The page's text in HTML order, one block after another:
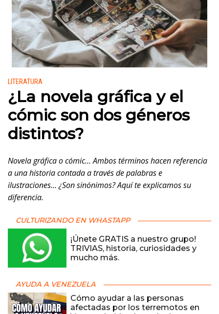
Publicado en:
LITERATURA
¿La novela gráfica y el
cómic son dos géneros
distintos?
Novela gráfica o cómic… Ambos términos hacen referencia
a una historia contada a través de palabras e
ilustraciones… ¿Son sinónimos? Aquí te explicamos su
diferencia.
CULTURIZANDO EN WHASTAPP
¡Únete GRATIS a nuestro grupo!
TRIVIAS, historia, curiosidades y
mucho más.
AYUDA A VENEZUELA
Cómo ayudar a las personas
afectadas por los terremotos en